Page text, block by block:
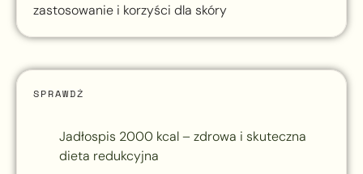
zastosowanie i korzyści dla skóry
SPRAWDŹ
Jadłospis 2000 kcal – zdrowa i skuteczna
dieta redukcyjna